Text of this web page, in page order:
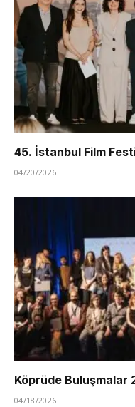
45. İstanbul Film
04/20/2026
Köprüde Buluşmalar
04/18/2026